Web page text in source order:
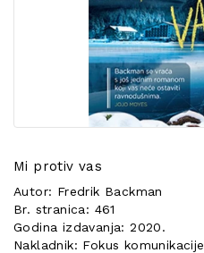
Mi protiv vas
Autor: Fredrik Backman
Br. stranica: 461
Godina izdavanja: 2020.
Nakladnik: Fokus komunikacije